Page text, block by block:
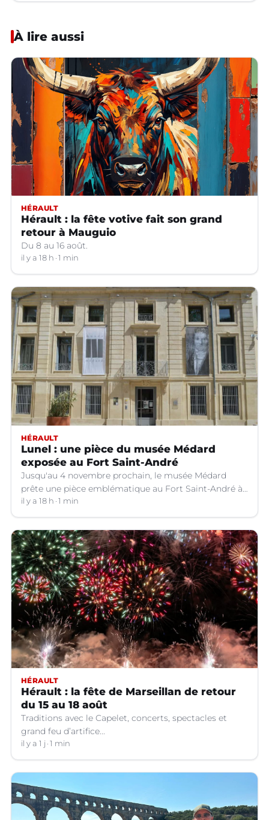
À lire aussi
HÉRAULT
Hérault : la fête votive fait son grand
retour à Mauguio
Du 8 au 16 août.
il y a 18 h 1 min
HÉRAULT
Lunel : une pièce du musée Médard
exposée au Fort Saint-André
Jusqu'au 4 novembre prochain, le musée Médard
prête une pièce emblématique au Fort Saint-André à
Villeneuve-lez-Avignon (Gard).
il y a 18 h 1 min
HÉRAULT
Hérault : la fête de Marseillan de retour
du 15 au 18 août
Traditions avec le Capelet, concerts, spectacles et
grand feu d’artifice...
il y a 1 j 1 min